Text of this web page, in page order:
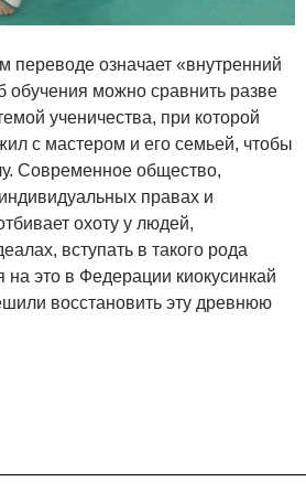
переводе означает «внутренний
обучения можно сравнить разве
ученичества, при которой
с мастером и его семьей, чтобы
Современное общество,
правах и
охоту у людей,
вступать в такого рода
это в Федерации киокусинкай
восстановить эту древнюю